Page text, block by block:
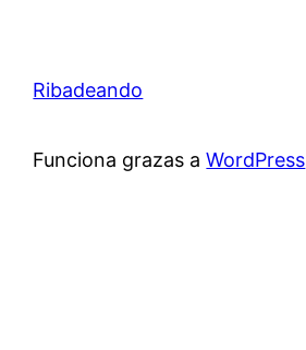
Ribadeando
Funciona grazas aWordPress